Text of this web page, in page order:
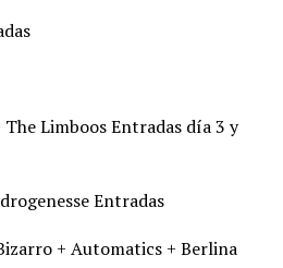
Limboos Entradas día 3 y
Entradas
+ Automatics + Berlina